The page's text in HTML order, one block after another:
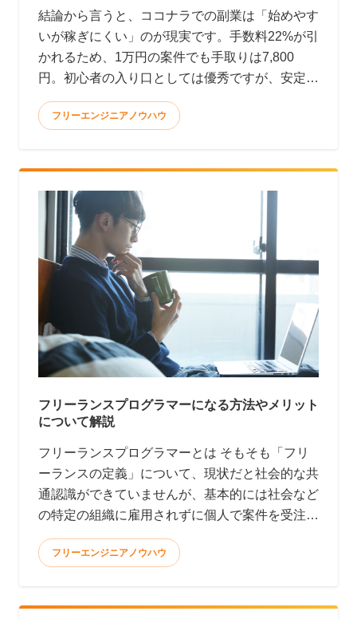
結論から言うと、ココナラでの副業は「始めやす
いが稼ぎにくい」のが現実です。手数料22%が引
かれるため、1万円の案件でも手取りは7,800
円。初心者の入り口としては優秀ですが、安定
フリーエンジニアノウハウ
フリーランスプログラマーになる方法やメリット
について解説
フリーランスプログラマーとは そもそも「フリ
ーランスの定義」について、現状だと社会的な共
通認識ができていませんが、基本的には社会など
の特定の組織に雇用されずに個人で案件を受注し
フリーエンジニアノウハウ